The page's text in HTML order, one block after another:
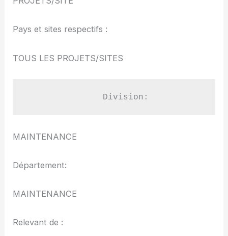
Pays et sites respectifs :
TOUS LES PROJETS/SITES
               Division:
MAINTENANCE
Département:
MAINTENANCE
Relevant de :